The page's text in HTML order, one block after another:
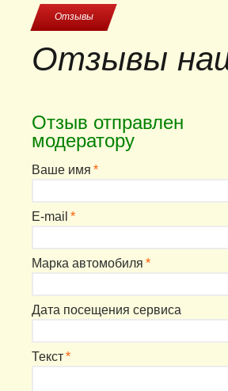
Отзывы
Отзывы
Отзыв отправлен
модератору
Ваше имя *
E-mail *
Марка автомобиля *
Дата посещения сервиса
Текст*